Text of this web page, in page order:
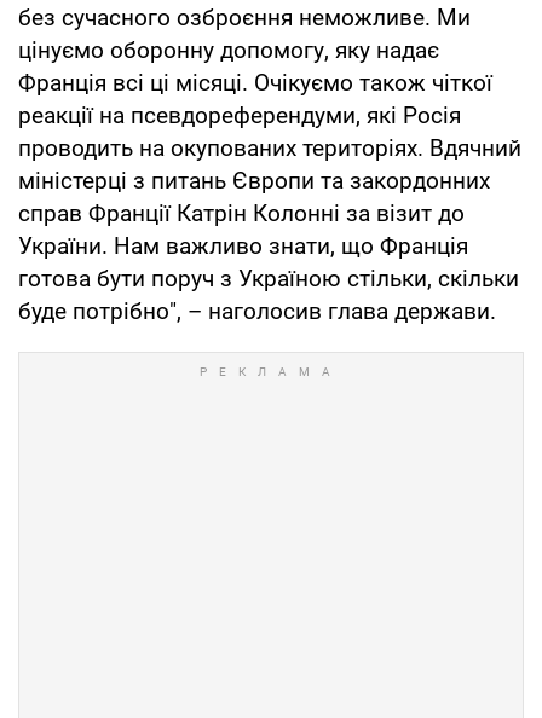
без сучасного озброєння неможливе. Ми
цінуємо оборонну допомогу, яку надає
Франція всі ці місяці. Очікуємо також чіткої
реакції на псевдореферендуми, які Росія
проводить на окупованих територіях. Вдячний
міністерці з питань Європи та закордонних
справ Франції Катрін Колонні за візит до
України. Нам важливо знати, що Франція
готова бути поруч з Україною стільки, скільки
буде потрібно", – наголосив глава держави.